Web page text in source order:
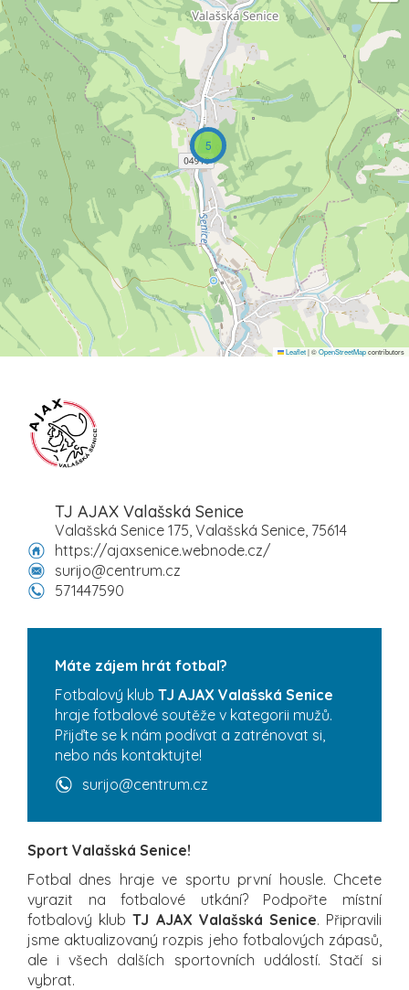
5
Leaflet|©OpenStreetMapcontributors
TJ AJAX Valašská Senice
Valašská Senice 175, Valašská Senice, 75614
https://ajaxsenice.webnode.cz/
surijo@centrum.cz
571447590
Máte zájem hrát fotbal?
Fotbalový klub TJ AJAX Valašská Senice
hraje fotbalové soutěže v kategorii mužů.
Přijďte se k nám podívat a zatrénovat si,
nebo nás kontaktujte!
surijo@centrum.cz
Sport Valašská Senice!
Fotbal dnes hraje ve sportu první housle. Chcete
vyrazit na fotbalové utkání? Podpořte místní
fotbalový klubTJ AJAX Valašská Senice. Připravili
jsme aktualizovaný rozpis jeho fotbalových zápasů,
ale i všech dalších sportovních událostí. Stačí si
vybrat.